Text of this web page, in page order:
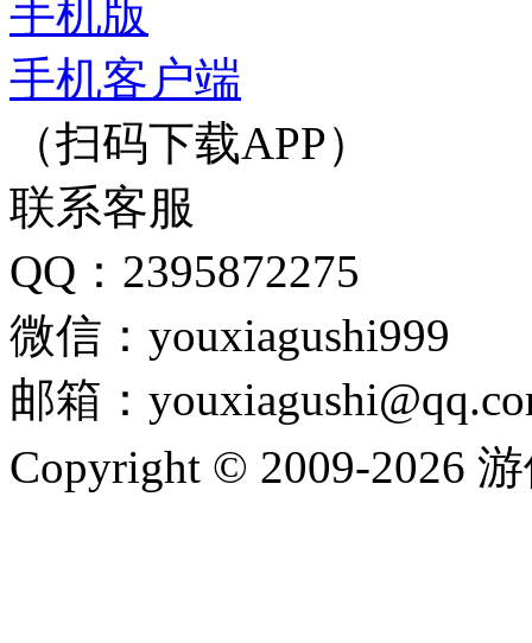
手机版
手机客户端
（扫码下载APP）
联系客服
QQ：2395872275
微信：youxiagushi999
邮箱：
Copyright © 2009-2026